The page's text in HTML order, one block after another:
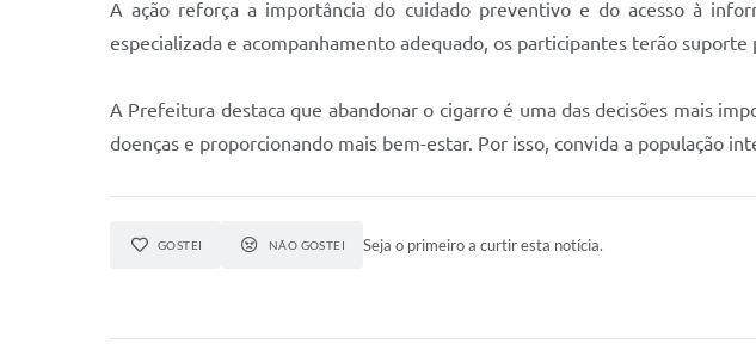
A ação reforça a importância do cuidado preventivo e do acesso à
especializada e acompanhamento adequado, os participantes terão
A Prefeitura destaca que abandonar o cigarro é uma das decisões mais
doenças e proporcionando mais bem-estar. Por isso, convida a população
GOSTEI NÃO GOSTEI Seja o primeiro a curtir esta notícia.